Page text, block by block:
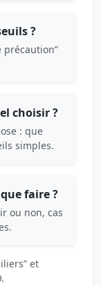
?
précaution”
choisir ?
: que
simples.
faire ?
ou non, cas
et